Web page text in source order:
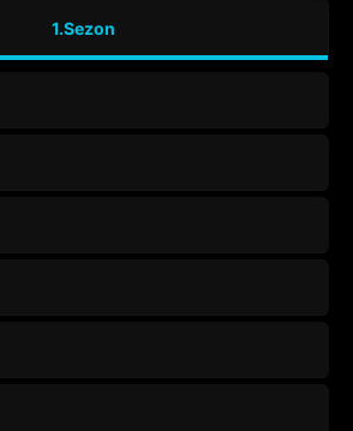
1.Sezon